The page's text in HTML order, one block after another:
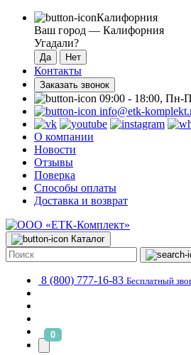
Калифорния
Ваш город — Калифорния
Угадали?
Контакты
Заказать звонок
09:00 - 18:00, Пн-
info@etk-
О компании
Новости
Отзывы
Поверка
Способы оплаты
Доставка и возврат
Каталог
8 (800) 777-16-83 Бесплатный
0